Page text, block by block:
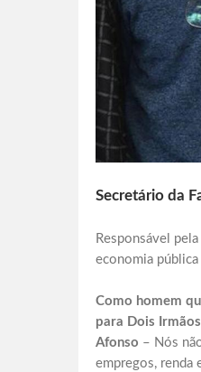
Secretário da
Responsável
economia
Como homem
para Dois
Afonso – Nós
empregos, renda